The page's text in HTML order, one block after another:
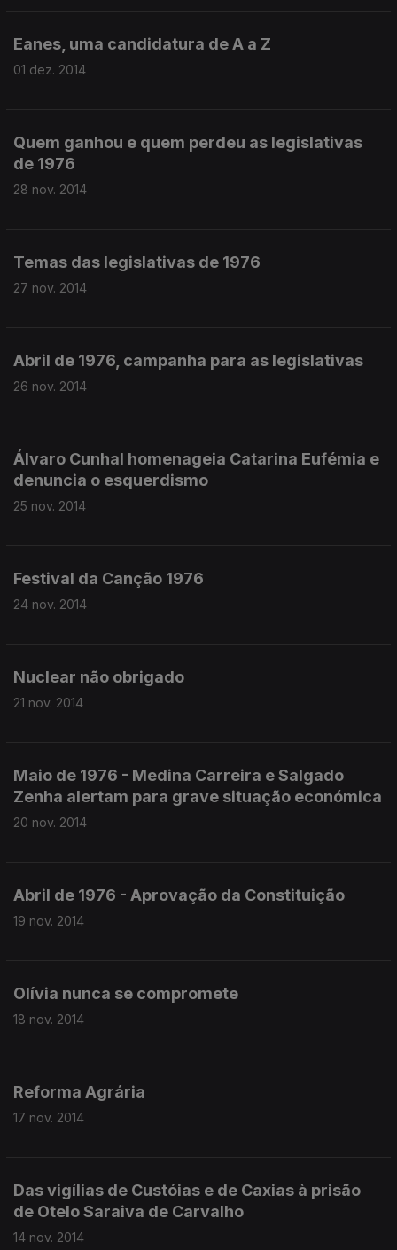
Eanes, uma candidatura de A a Z
01 dez. 2014
Quem ganhou e quem perdeu as legislativas
de 1976
28 nov. 2014
Temas das legislativas de 1976
27 nov. 2014
Abril de 1976, campanha para as legislativas
26 nov. 2014
Álvaro Cunhal homenageia Catarina Eufémia e
denuncia o esquerdismo
25 nov. 2014
Festival da Canção 1976
24 nov. 2014
Nuclear não obrigado
21 nov. 2014
Maio de 1976 - Medina Carreira e Salgado
Zenha alertam para grave situação económica
20 nov. 2014
Abril de 1976 - Aprovação da Constituição
19 nov. 2014
Olívia nunca se compromete
18 nov. 2014
Reforma Agrária
17 nov. 2014
Das vigílias de Custóias e de Caxias à prisão
de Otelo Saraiva de Carvalho
14 nov. 2014